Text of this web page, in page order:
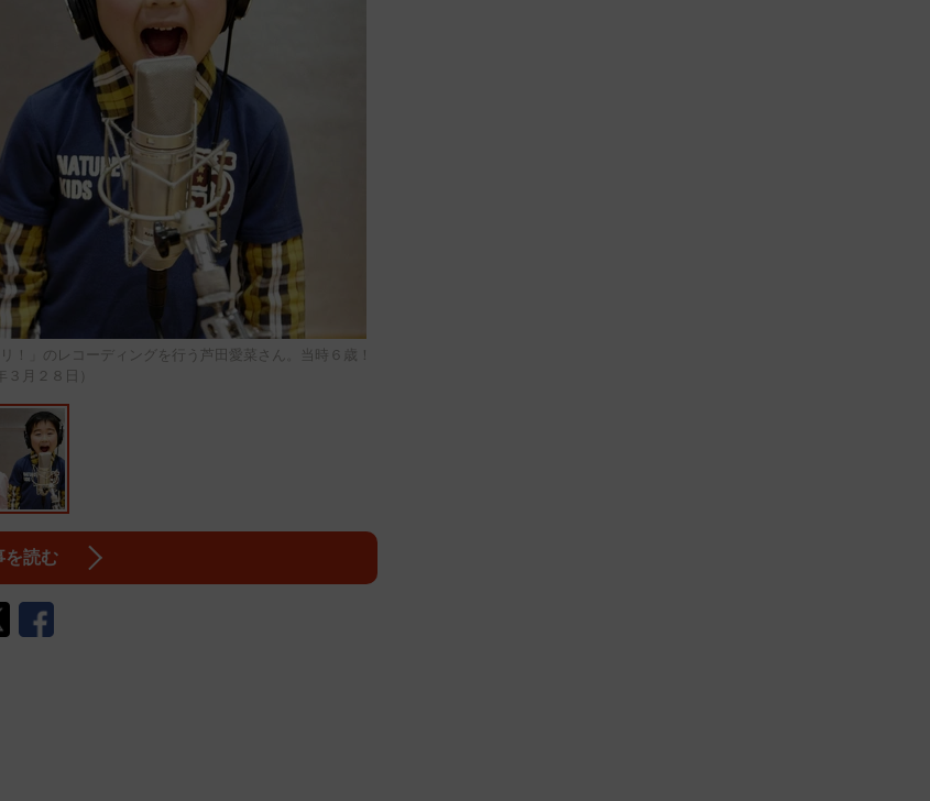
！」のレコーディングを行う芦田愛菜さん。当時６歳！
３月２８日）
を読む